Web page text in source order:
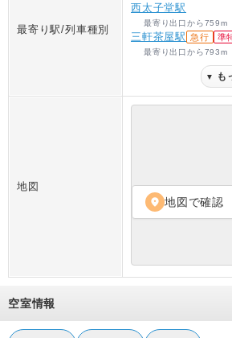
最寄り駅/列車種別
西太子堂駅
最寄り出口から759m
三軒茶屋駅 急行 準
最寄り出口から793m
▼ も
地図
location_on 地図で確認
空室情報